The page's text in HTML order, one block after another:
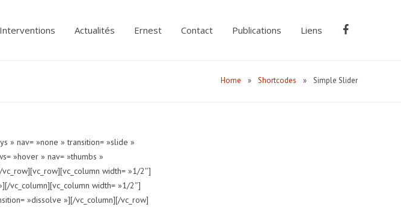
Interventions Actualités Ernest Contact Publications Liens
Home » Shortcodes » Simple Slider
» nav= »none » transition= »slide »
»hover » nav= »thumbs »
width= »1/2″]
vc_column][vc_column width= »1/2″]
»dissolve »][/vc_column][/vc_row]